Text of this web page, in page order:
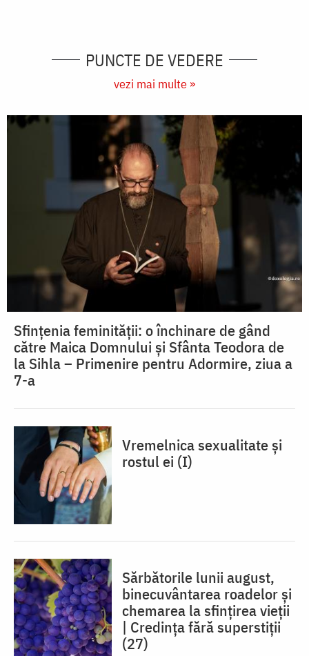
PUNCTE DE VEDERE
vezi mai multe »
Sfințenia feminității: o închinare de gând
către Maica Domnului și Sfânta Teodora de
la Sihla – Primenire pentru Adormire, ziua a
7-a
Vremelnica sexualitate și
rostul ei (I)
Sărbătorile lunii august,
binecuvântarea roadelor și
chemarea la sfințirea vieții
| Credința fără superstiții
(27)